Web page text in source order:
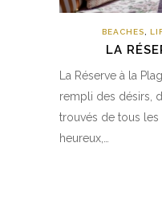
BEACHES
LA
La Réserve à la
rempli des désirs,
trouvés de tous les
heureux,…